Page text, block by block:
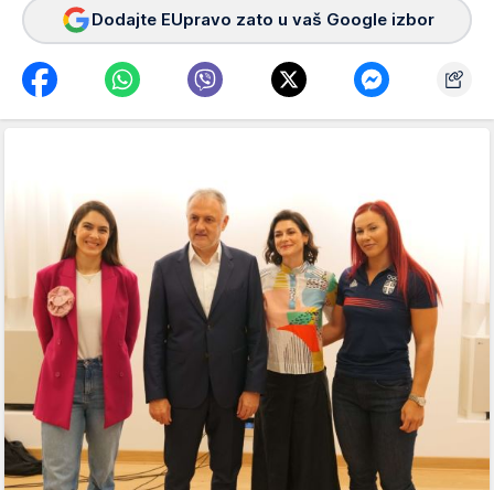
Dodajte EUpravo zato u vaš Google izbor